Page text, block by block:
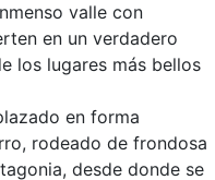
valle con
en un verdadero
los lugares más bellos
en forma
rodeado de frondosa
desde donde se